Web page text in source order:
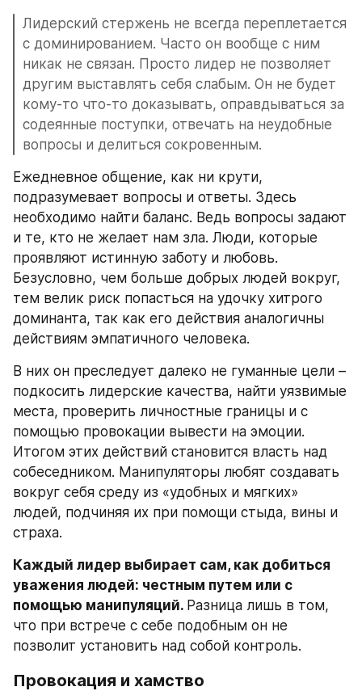
Лидерский стержень не всегда переплетается
с доминированием. Часто он вообще с ним
никак не связан. Просто лидер не позволяет
другим выставлять себя слабым. Он не будет
кому-то что-то доказывать, оправдываться за
содеянные поступки, отвечать на неудобные
вопросы и делиться сокровенным.
Ежедневное общение, как ни крути,
подразумевает вопросы и ответы. Здесь
необходимо найти баланс. Ведь вопросы задают
и те, кто не желает нам зла. Люди, которые
проявляют истинную заботу и любовь.
Безусловно, чем больше добрых людей вокруг,
тем велик риск попасться на удочку хитрого
доминанта, так как его действия аналогичны
действиям эмпатичного человека.
В них он преследует далеко не гуманные цели –
подкосить лидерские качества, найти уязвимые
места, проверить личностные границы и с
помощью провокации вывести на эмоции.
Итогом этих действий становится власть над
собеседником. Манипуляторы любят создавать
вокруг себя среду из «удобных и мягких»
людей, подчиняя их при помощи стыда, вины и
страха.
Каждый лидер выбирает сам, как добиться
уважения людей: честным путем или с
помощью манипуляций. Разница лишь в том,
что при встрече с себе подобным он не
позволит установить над собой контроль.
Провокация и хамство